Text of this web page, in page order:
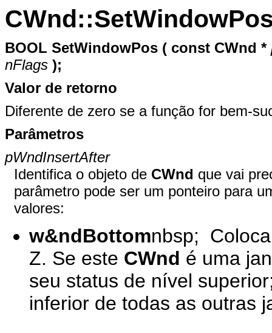
BOOL SetWindowPos ( const CWnd *
nFlags );
Valor de retorno
Diferente de zero se a função for bem-
Parâmetros
pWndInsertAfter
Identifica o objeto de CWnd que vai
parâmetro pode ser um ponteiro para
valores:
w&ndBottomnbsp;
Z. Se este CWnd é uma
seu status de nível
inferior de todas as outras